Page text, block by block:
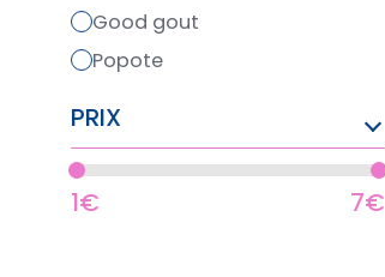
good gout
popote
PRIX
1€ 7€